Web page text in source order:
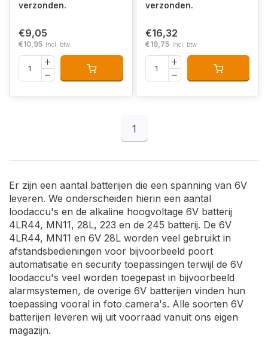
verzonden.
€9,05
€10,95 Incl. btw
verzonden.
€16,32
€19,75 Incl. btw
1
Er zijn een aantal batterijen die een spanning van 6V
leveren. We onderscheiden hierin een aantal
loodaccu's en de alkaline hoogvoltage 6V batterij
4LR44, MN11, 28L, 223 en de 245 batterij. De 6V
4LR44, MN11 en 6V 28L worden veel gebruikt in
afstandsbedieningen voor bijvoorbeeld poort
automatisatie en security toepassingen terwijl de 6V
loodaccu's veel worden toegepast in bijvoorbeeld
alarmsystemen, de overige 6V batterijen vinden hun
toepassing vooral in foto camera's. Alle soorten 6V
batterijen leveren wij uit voorraad vanuit ons eigen
magazijn.